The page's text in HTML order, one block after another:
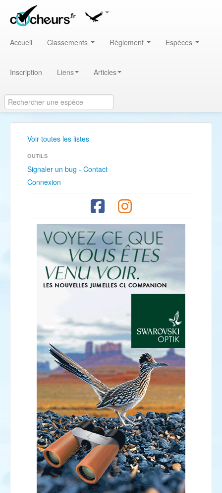
Accueil Classements Règlement Espèces
Inscription Liens Articles
Voir toutes les listes
OUTILS
Signaler un bug - Contact
Connexion